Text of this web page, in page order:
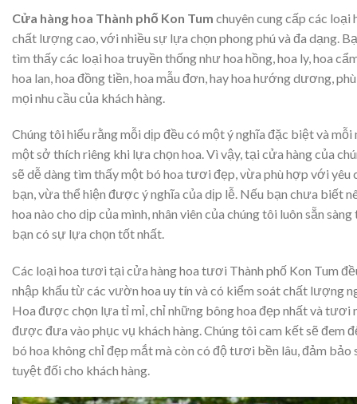
Cửa hàng hoa Thành phố Kon Tum chuyên cung cấp các
chất lượng cao, với nhiều sự lựa chọn phong phú và đa dạng.
tìm thấy các loại hoa truyền thống như hoa hồng, hoa ly, hoa
hoa lan, hoa đồng tiền, hoa mẫu đơn, hay hoa hướng dương,
mọi nhu cầu của khách hàng.
Chúng tôi hiểu rằng mỗi dịp đều có một ý nghĩa đặc biệt và
một sở thích riêng khi lựa chọn hoa. Vì vậy, tại cửa hàng của
sẽ dễ dàng tìm thấy một bó hoa tươi đẹp, vừa phù hợp với yêu
bạn, vừa thể hiện được ý nghĩa của dịp lễ. Nếu bạn chưa biết
hoa nào cho dịp của mình, nhân viên của chúng tôi luôn sẵn
bạn có sự lựa chọn tốt nhất.
Các loại hoa tươi tại cửa hàng hoa tươi Thành phố Kon Tum
nhập khẩu từ các vườn hoa uy tín và có kiểm soát chất lượng
Hoa được chọn lựa tỉ mỉ, chỉ những bông hoa đẹp nhất và tươi
được đưa vào phục vụ khách hàng. Chúng tôi cam kết sẽ đem
bó hoa không chỉ đẹp mắt mà còn có độ tươi bền lâu, đảm bảo
tuyệt đối cho khách hàng.